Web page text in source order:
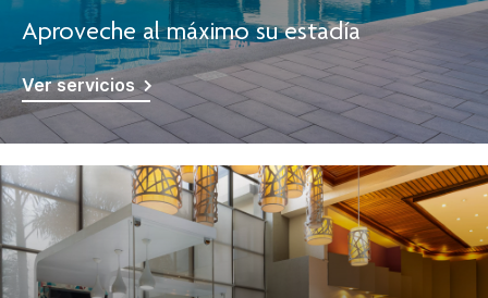
Aproveche al máximo su estadía
Ver servicios